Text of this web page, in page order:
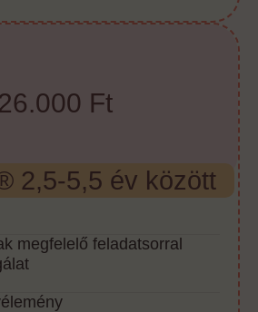
26.000 Ft
2,5-5,5 év között
megfelelő feladatsorral